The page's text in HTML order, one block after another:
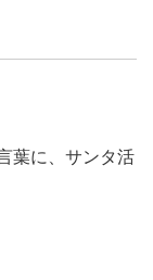
葉に、サンタ活